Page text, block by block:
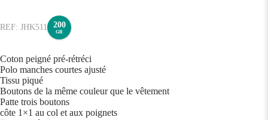
JHK511 200
GR
Coton peigné pré-rétréci
Polo manches courtes ajusté
Tissu piqué
Boutons de la même couleur que le vêtement
Patte trois boutons
côte 1×1 au col et aux poignets